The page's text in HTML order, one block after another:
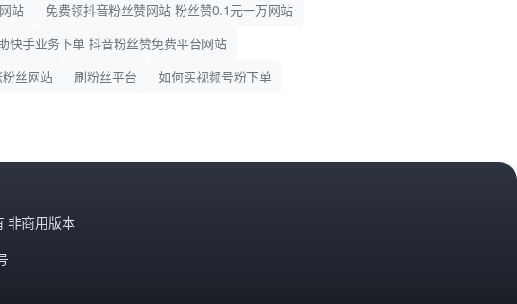
站
免费领抖音粉丝赞网站 粉丝赞0.1元一万网站
快手业务下单 抖音粉丝赞免费平台网站
丝网站 刷粉丝平台
如何买视频号粉下单
非商用版本